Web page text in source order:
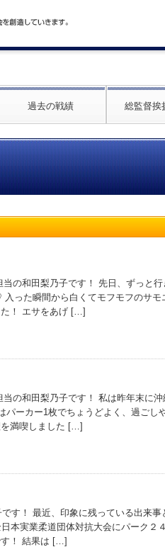
過去の戦績 総監督挨
の和田梨乃子です！ 先日、ずっと
った瞬間から白くてモフモフのサモ
！ エサをあげ […]
の和田梨乃子です！ 私は昨年末に沖
パーカー1枚でちょうどよく、過ごし
満喫しました […]
す！ 最近、印象に残っている出来
本実業柔道団体対抗大会にパーク２
す！ 結果は […]